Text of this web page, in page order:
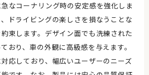
なコーナリング時の安定感を強化しま
ドライビングの楽しさを損なうことな
束します。デザイン面でも洗練された
おり、車の外観に高級感を与えます。
応しており、幅広いユーザーのニーズ